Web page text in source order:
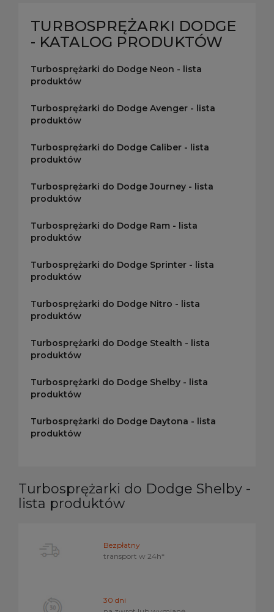
TURBOSPRĘŻARKI DODGE
- KATALOG PRODUKTÓW
Turbosprężarki do Dodge Neon - lista
produktów
Turbosprężarki do Dodge Avenger - lista
produktów
Turbosprężarki do Dodge Caliber - lista
produktów
Turbosprężarki do Dodge Journey - lista
produktów
Turbosprężarki do Dodge Ram - lista
produktów
Turbosprężarki do Dodge Sprinter - lista
produktów
Turbosprężarki do Dodge Nitro - lista
produktów
Turbosprężarki do Dodge Stealth - lista
produktów
Turbosprężarki do Dodge Shelby - lista
produktów
Turbosprężarki do Dodge Daytona - lista
produktów
Turbosprężarki do Dodge Shelby -
lista produktów
Bezpłatny
transport w 24h*
30 dni